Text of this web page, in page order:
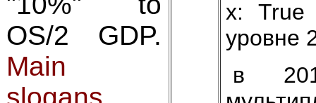
OS/2 GDP.
Main
slogans
х: True
уровне
в